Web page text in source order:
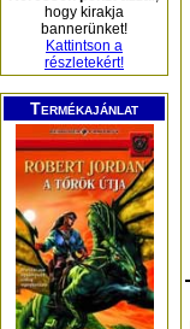
hogy kirakja
bannerünket!
Kattintson a
részletekért!
Termékajánlat